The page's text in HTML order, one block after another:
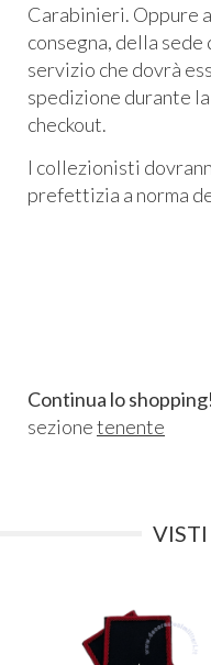
Carabinieri. Oppure
consegna, della sede
servizio che dovrà
spedizione durante
checkout.
I collezionisti
prefettizia a norma
Continua lo shopping!
sezionetenente